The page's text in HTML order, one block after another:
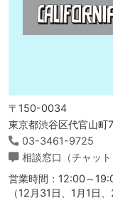
〒150-0034
東京都渋谷区代官山町
03-3461-9725
相談窓口（チャット
営業時間：12:00～
（12月31日、1月1日